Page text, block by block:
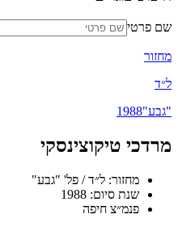
שם פרטי
מחזור
ל״ד
"גבע"1988
מרדכי טיקוצינסקי
מחזור: ל״ד / פל' "גבע"
שנת סיום: 1988
פנמ״צ חיפה